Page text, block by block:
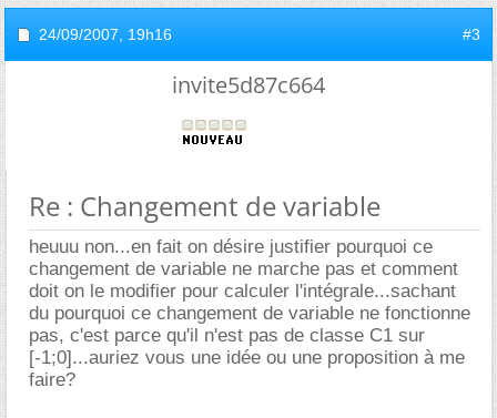
24/09/2007, 19h16 #3
invite5d87c664
Re : Changement de variable
heuuu non...en fait on désire justifier pourquoi ce
changement de variable ne marche pas et comment
doit on le modifier pour calculer l'intégrale...sachant
du pourquoi ce changement de variable ne fonctionne
pas, c'est parce qu'il n'est pas de classe C1 sur
[-1;0]...auriez vous une idée ou une proposition à me
faire?